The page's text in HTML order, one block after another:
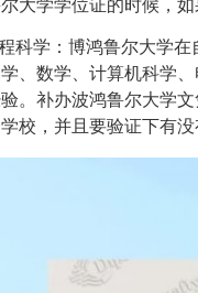
大学学位证的时候，
科学：博鸿鲁尔大学
、数学、计算机科学
。补办波鸿鲁尔大学
校，并且要验证下有没